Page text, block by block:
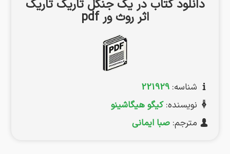
دانلود کتاب در یک جنگل تاریک تاریک
اثر روث ور pdf
شناسه:221929
نویسنده:کیگو هیگاشینو
مترجم:صبا ایمانی